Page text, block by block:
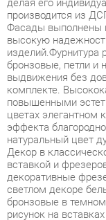
бронзовые, петли и
выдвижения без
комплекте.
повышенными
цветах элегантном
эффекта
натуральный цвет
Декор в
вставкой и
декоративные
светлом декоре
бронзовые в темном
рисунок на
декорировано
дополнительный
оснащены
которые позволяют
установке модуля.